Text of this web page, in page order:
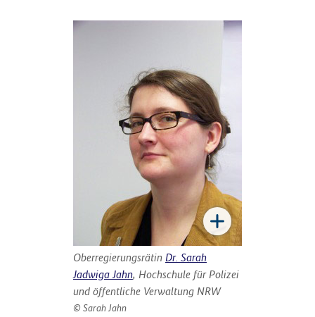
Oberregierungsrätin Dr. Sarah
Jadwiga Jahn, Hochschule für Polizei
und öffentliche Verwaltung NRW
Sarah Jahn